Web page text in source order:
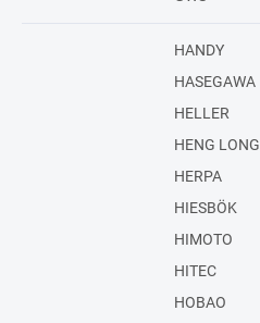
HANDY
HASEGAWA
HELLER
HENG LONG
HERPA
HIESBÖK
HIMOTO
HITEC
HOBAO